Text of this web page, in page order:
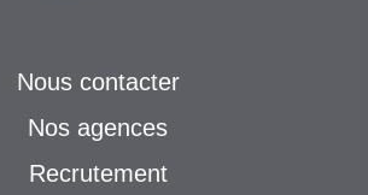
Nous contacter
Nos agences
Recrutement